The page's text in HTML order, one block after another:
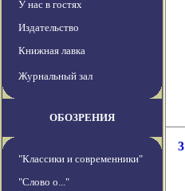
У нас в гостях
Издательство
Книжная лавка
Журнальный зал
ОБОЗРЕНИЯ
"Классики и современники"
"Слово о..."